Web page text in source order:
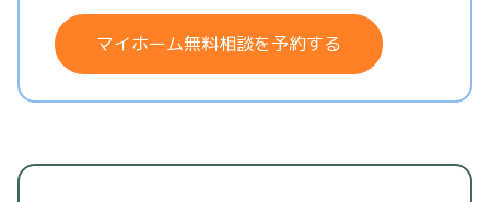
マイホーム無料相談を予約する